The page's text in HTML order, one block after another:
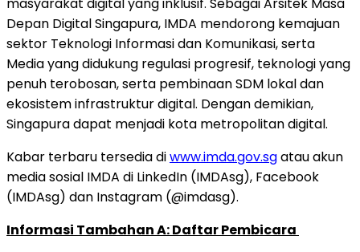
Depan Digital Singapura, IMDA mendorong kemajuan
sektor Teknologi Informasi dan Komunikasi, serta
Media yang didukung regulasi progresif, teknologi yang
penuh terobosan, serta pembinaan SDM lokal dan
ekosistem infrastruktur digital. Dengan demikian,
Singapura dapat menjadi kota metropolitan digital.
Kabar terbaru tersedia diwww.imda.gov.sgatau akun
media sosial IMDA di LinkedIn (IMDAsg), Facebook
(IMDAsg) dan Instagram (@imdasg).
Informasi Tambahan A: Daftar Pembicara